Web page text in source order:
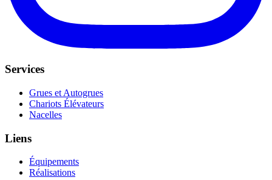
Services
Grues et Autogrues
Chariots Élévateurs
Nacelles
Liens
Équipements
Réalisations